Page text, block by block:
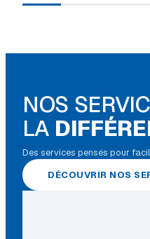
NOS
LA
Des services pensés pour
DÉCOUVRIR NOS